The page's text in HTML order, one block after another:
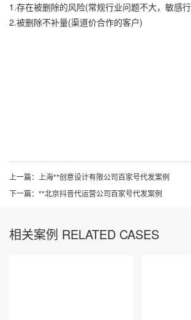
1.存在被删除的风险(常规行业问题不大，敏感
2.被删除不补量(渠道价合作的客户)
上一篇：
上海**创意设计有限公司百家号代发案例
下一篇： **北京抖音代运营公司百家号代发案例
相关案例 RELATED CASES